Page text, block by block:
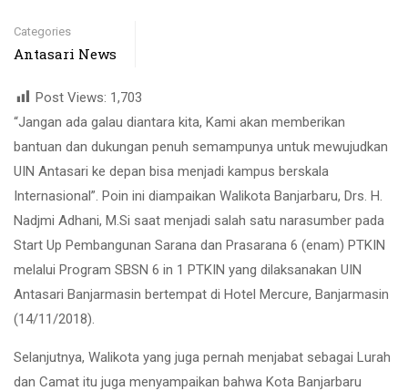
Categories
Antasari News
Post Views: 1,703
“Jangan ada galau diantara kita, Kami akan memberikan
bantuan dan dukungan penuh semampunya untuk mewujudkan
UIN Antasari ke depan bisa menjadi kampus berskala
Internasional”. Poin ini diampaikan Walikota Banjarbaru, Drs. H.
Nadjmi Adhani, M.Si saat menjadi salah satu narasumber pada
Start Up Pembangunan Sarana dan Prasarana 6 (enam) PTKIN
melalui Program SBSN 6 in 1 PTKIN yang dilaksanakan UIN
Antasari Banjarmasin bertempat di Hotel Mercure, Banjarmasin
(14/11/2018).
Selanjutnya, Walikota yang juga pernah menjabat sebagai Lurah
dan Camat itu juga menyampaikan bahwa Kota Banjarbaru